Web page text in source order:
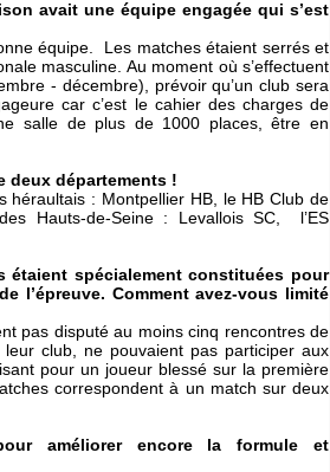
avait une équipe engagée qui s’est
équipe. Les matches étaient serrés et
masculine. Au moment où s’effectuent
- décembre), prévoir qu’un club sera
car c’est le cahier des charges de
salle de plus de 1000 places, être en
deux départements !
héraultais : Montpellier HB, le HB Club de
Hauts-de-Seine : Levallois SC, l’ES
étaient spécialement constituées pour
l’épreuve. Comment avez-vous limité
pas disputé au moins cinq rencontres de
club, ne pouvaient pas participer aux
pour un joueur blessé sur la première
correspondent à un match sur deux
améliorer encore la formule et